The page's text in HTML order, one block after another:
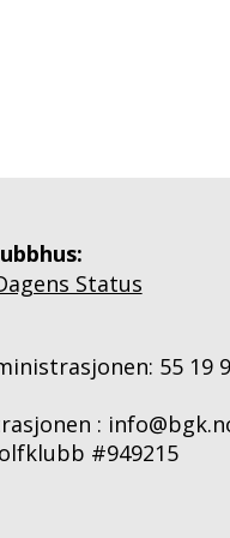
Status
55 19
:
#949215